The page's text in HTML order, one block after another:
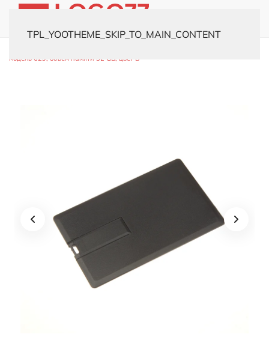
TPL_YOOTHEME_SKIP_TO_MAIN_CONTENT
модель 629, объем памяти 32 GB, цвет B